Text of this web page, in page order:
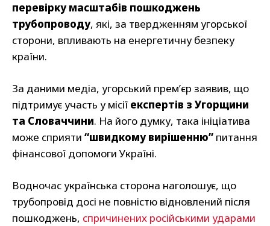
перевірку масштабів пошкоджень
трубопроводу, які, за твердженням угорської
сторони, впливають на енергетичну безпеку
країни.
За даними медіа, угорський прем’єр заявив, що
підтримує участь у місії експертів з Угорщини
та Словаччини. На його думку, така ініціатива
може сприяти “швидкому вирішенню” питання
фінансової допомоги Україні.
Водночас українська сторона наголошує, що
трубопровід досі не повністю відновлений після
пошкоджень, спричинених російськими ударами